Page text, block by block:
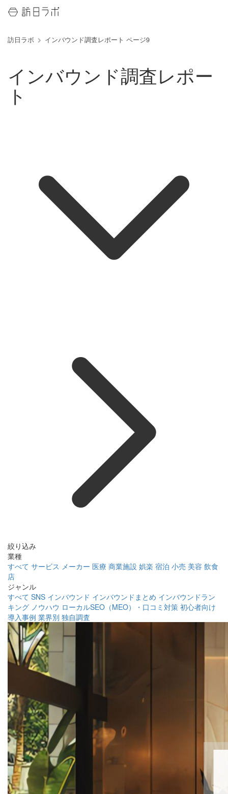
訪日ラボ インバウンド調査レポート ページ9
インバウンド調査レポー
ト
絞り込み
業種
すべて サービス メーカー 医療 商業施設 娯楽 宿泊 小売 美容 飲食
店
ジャンル
すべて SNS インバウンド インバウンドまとめ インバウンドラン
キング ノウハウ ローカルSEO（MEO）・口コミ対策 初心者向け
導入事例 業界別 独自調査